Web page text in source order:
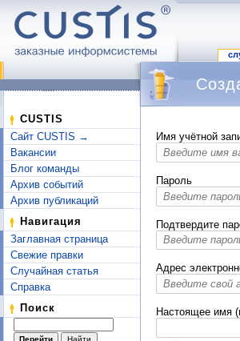
CUSTIS
Сайт CUSTIS →
Вакансии
Блог команды
Архив событий
Архив публикаций
Навигация
Заглавная страница
Свежие правки
Случайная статья
Справка
Поиск
Имя учётной
Пароль
Подтвердите
Адрес
Настоящее имя